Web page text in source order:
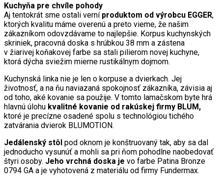
Kuchyňa pre chvíle pohody
Aj tentokrát sme ostali verní produktom od výrobcu EGGER,
ktorých kvalitu máme overenú a preto vieme, že našim
zákazníkom odovzdávame to najlepšie. Korpus kuchynských
skriniek, pracovná doska s hrúbkou 38 mm a zástena
v žiarivej koňakovej farbe sa stali pilierom novej kuchyne,
ktorá dýcha sviežim mierne rustikálnym dojmom.
Kuchynská linka nie je len o korpuse a dvierkach. Jej
životnosť, a na ňu naviazaná spokojnosť zákazníka, závisia aj
od toho, aké kovanie sa použije. V tomto lamačskom byte hrá
hlavnú úlohu kvalitné kovanie od rakúskej firmy BLUM,
ktoré je precízne osadené spolu s technológiou tichého
zatvárania dvierok BLUMOTION.
Jedálenský stôl pod oknom je konštruovaný tak, aby sa dal
jednoducho vysunúť a mohli sa pri ňom pohodlne naobedovať
štyri osoby. Jeho vrchná doska je vo farbe Patina Bronze
0794 GA a je vyhotovená z materiálu od firmy Fundermax.